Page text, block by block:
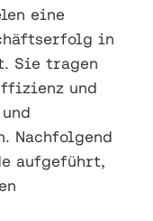
eine
in
Sie tragen
und
Nachfolgend
aufgeführt,